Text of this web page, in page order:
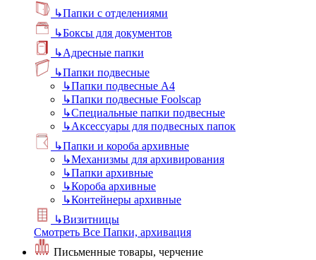
↳Папки с отделениями
↳Боксы для документов
↳Адресные папки
↳Папки подвесные
↳Папки подвесные А4
↳Папки подвесные Foolscap
↳Специальные папки подвесные
↳Аксессуары для подвесных папок
↳Папки и короба архивные
↳Механизмы для архивирования
↳Папки архивные
↳Короба архивные
↳Контейнеры архивные
↳Визитницы
Смотреть Все Папки, архивация
Письменные товары, черчение